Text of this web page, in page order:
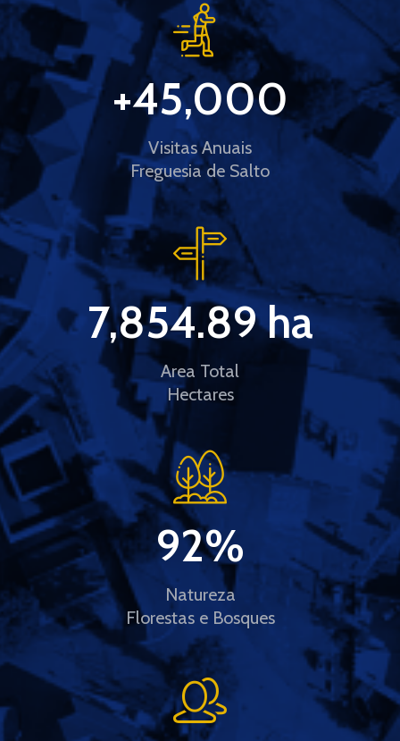
Visitas Anuais
Freguesia de Salto
+45,000
Area Total
Hectares
7,854.89 ha
Natureza
Florestas e Bosques
92%